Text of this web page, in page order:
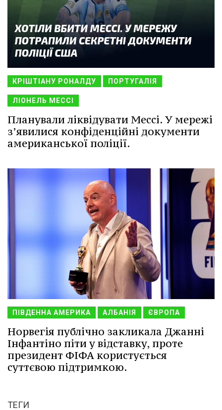
КРІШТІАНУ РОНАЛДУ ПОРТУГАЛІЯ
ЛІОНЕЛЬ МЕССІ
Планували ліквідувати Мессі. У мережі
з’явилися конфіденційні документи
американської поліції.
ПІВДЕННА АМЕРИКА АЛБАНІЯ ЄВРОПА
Норвегія публічно закликала Джанні
Інфантіно піти у відставку, проте
президент ФІФА користується
суттєвою підтримкою.
ТЕГИ